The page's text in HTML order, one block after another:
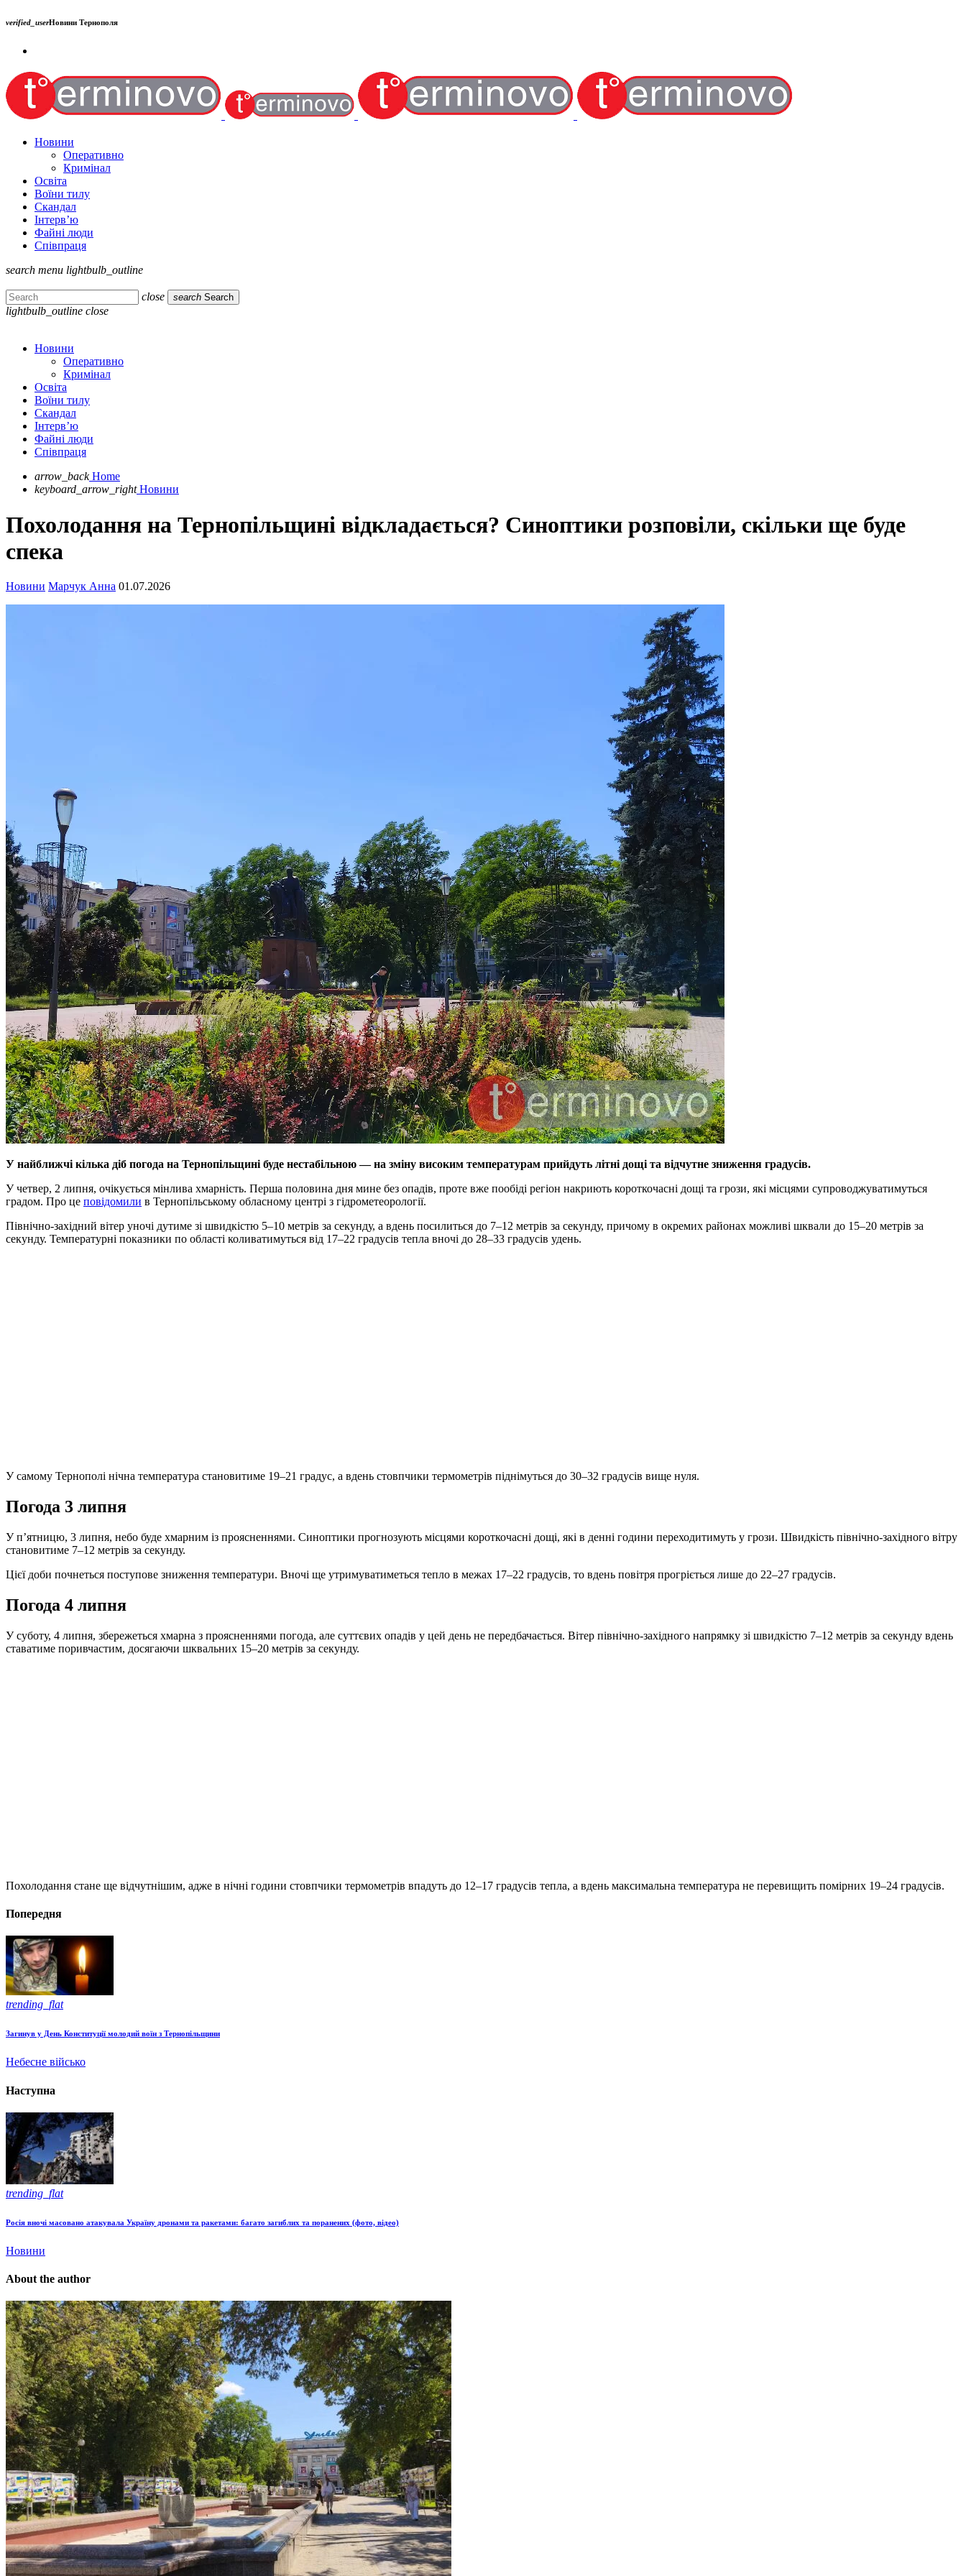
verified_userНовини Тернополя
Новини
Оперативно
Кримінал
Освіта
Воїни тилу
Скандал
Інтерв’ю
Файні люди
Співпраця
search menu lightbulb_outline
close search Search
lightbulb_outline close
Новини
Оперативно
Кримінал
Освіта
Воїни тилу
Скандал
Інтерв’ю
Файні люди
Співпраця
arrow_back Home
keyboard_arrow_right Новини
Похолодання на Тернопільщині відкладається? Синоптики розповіли, скільки ще буде
спека
Новини Марчук Анна 01.07.2026
У найближчі кілька діб погода на Тернопільщині буде нестабільною — на зміну високим температурам прийдуть літні дощі та відчутне зниження градусів.
У четвер, 2 липня, очікується мінлива хмарність. Перша половина дня мине без опадів, проте вже пообіді регіон накриють короткочасні дощі та грози, які місцями супроводжуватимуться
градом. Про це повідомили в Тернопільському обласному центрі з гідрометеорології.
Північно-західний вітер уночі дутиме зі швидкістю 5–10 метрів за секунду, а вдень посилиться до 7–12 метрів за секунду, причому в окремих районах можливі шквали до 15–20 метрів за
секунду. Температурні показники по області коливатимуться від 17–22 градусів тепла вночі до 28–33 градусів удень.
У самому Тернополі нічна температура становитиме 19–21 градус, а вдень стовпчики термометрів піднімуться до 30–32 градусів вище нуля.
Погода 3 липня
У п’ятницю, 3 липня, небо буде хмарним із проясненнями. Синоптики прогнозують місцями короткочасні дощі, які в денні години переходитимуть у грози. Швидкість північно-західного вітру
становитиме 7–12 метрів за секунду.
Цієї доби почнеться поступове зниження температури. Вночі ще утримуватиметься тепло в межах 17–22 градусів, то вдень повітря прогріється лише до 22–27 градусів.
Погода 4 липня
У суботу, 4 липня, збережеться хмарна з проясненнями погода, але суттєвих опадів у цей день не передбачається. Вітер північно-західного напрямку зі швидкістю 7–12 метрів за секунду вдень
ставатиме поривчастим, досягаючи шквальних 15–20 метрів за секунду.
Похолодання стане ще відчутнішим, адже в нічні години стовпчики термометрів впадуть до 12–17 градусів тепла, а вдень максимальна температура не перевищить помірних 19–24 градусів.
Попередня
trending_flat
Загинув у День Конституції молодий воїн з Тернопільщини
Небесне військо
Наступна
trending_flat
Росія вночі масовано атакувала Україну дронами та ракетами: багато загиблих та поранених (фото, відео)
Новини
About the author